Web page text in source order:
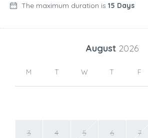
The maximum duration is 15 Days
August 2026
M T W T F
3 4 5 6 7